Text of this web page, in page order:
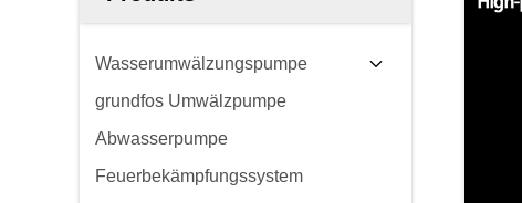
Wasserumwälzungspumpe
grundfos Umwälzpumpe
Abwasserpumpe
Feuerbekämpfungssystem